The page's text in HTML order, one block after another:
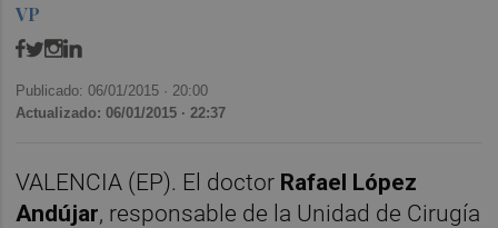
VP
Publicado: 06/01/2015 · 20:00
Actualizado: 06/01/2015 · 22:37
VALENCIA (EP). El doctor Rafael López
Andújar, responsable de la Unidad de Cirugía